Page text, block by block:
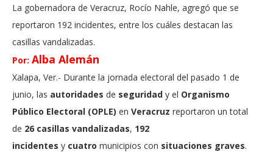
La gobernadora de Veracruz, Rocío Nahle, agregó que se
reportaron 192 incidentes, entre los cuáles destacan las
casillas vandalizadas.
Por: Alba Alemán
Xalapa, Ver.- Durante la jornada electoral del pasado 1 de
junio, las autoridades de seguridad y el Organismo
Público Electoral (OPLE) en Veracruz reportaron un total
de 26 casillas vandalizadas, 192
incidentes y cuatro municipios con situaciones graves.